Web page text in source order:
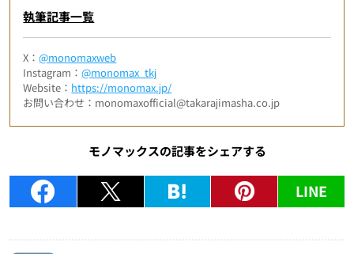
執筆記事一覧
X：@monomaxweb
Instagram：@monomax_tkj
Website： https://monomax.jp/
お問い合わせ：monomaxofficial@takarajimasha.co.jp
モノマックスの記事をシェアする
LINE